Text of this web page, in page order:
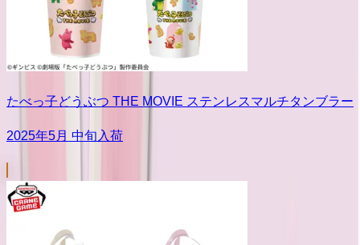
たべっ子どうぶつ THE MOVIE ステンレスマルチタンブラー
2025年5月 中旬入荷